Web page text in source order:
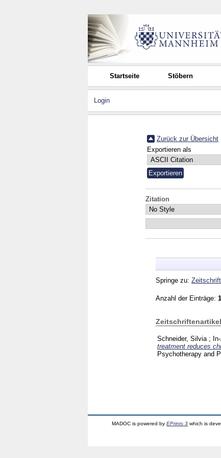
Startseite Stöbern
Login
Zurück zur Übersicht
Exportieren als
Zitation
Springe zu:
Anzahl der Einträge: 1
Zeitschriftenartikel
Schneider, Silvia ;
treatment reduces
Psychotherapy and
MADOC is powered byEPrints 3 which is